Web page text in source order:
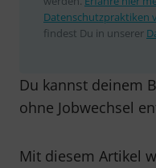
Datenschutzpraktiken
findest Du in unserer
Du kannst deinem
ohne Jobwechsel
Mit diesem Artikel